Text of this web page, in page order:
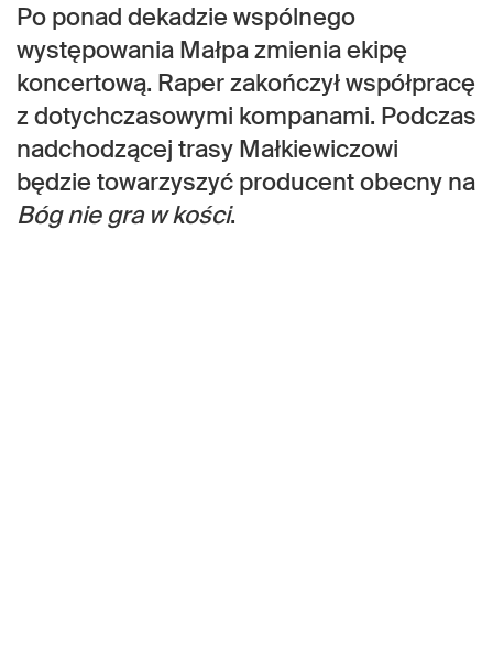
Po ponad dekadzie wspólnego
występowania Małpa zmienia ekipę
koncertową. Raper zakończył współpracę
z dotychczasowymi kompanami. Podczas
nadchodzącej trasy Małkiewiczowi
będzie towarzyszyć producent obecny na
Bóg nie gra w kości.